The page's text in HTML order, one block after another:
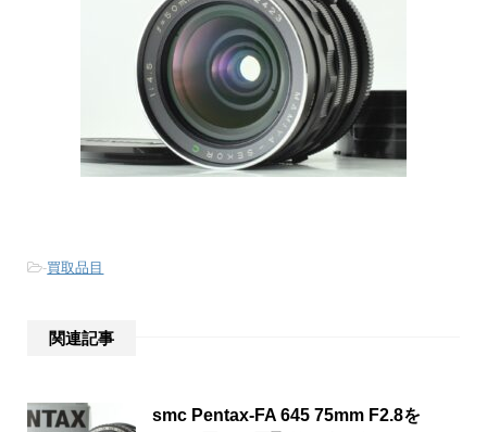
-買取品目
関連記事
smc Pentax-FA 645 75mm F2.8を